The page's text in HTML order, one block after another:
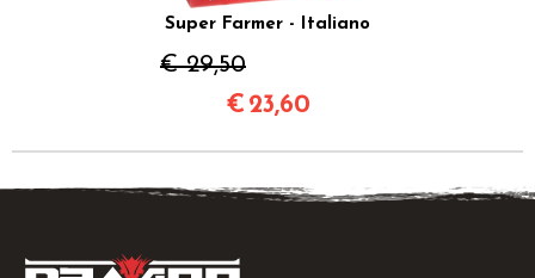
Super Farmer - Italiano
€ 29,50
€ 23,60